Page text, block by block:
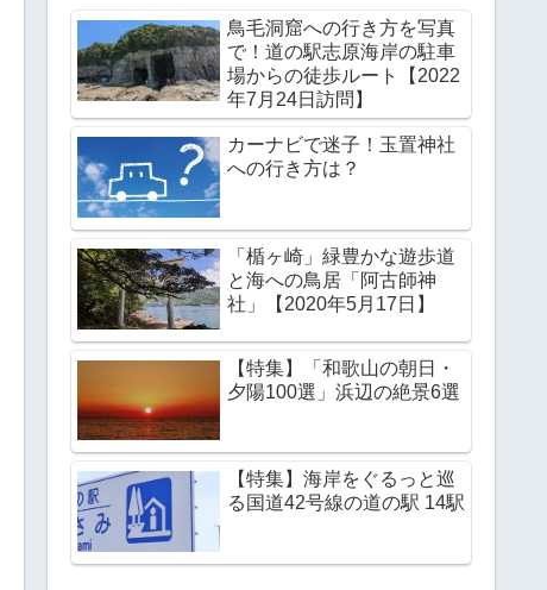
鳥毛洞窟への行き方を写真
で！道の駅志原海岸の駐車
場からの徒歩ルート【2022
年7月24日訪問】
カーナビで迷子！玉置神社
への行き方は？
「楯ヶ崎」緑豊かな遊歩道
と海への鳥居「阿古師神
社」【2020年5月17日】
【特集】「和歌山の朝日・
夕陽100選」浜辺の絶景6選
【特集】海岸をぐるっと巡
る国道42号線の道の駅 14駅